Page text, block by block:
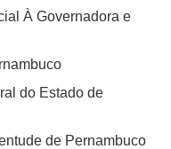
À Governadora e
do Estado de
de Pernambuco